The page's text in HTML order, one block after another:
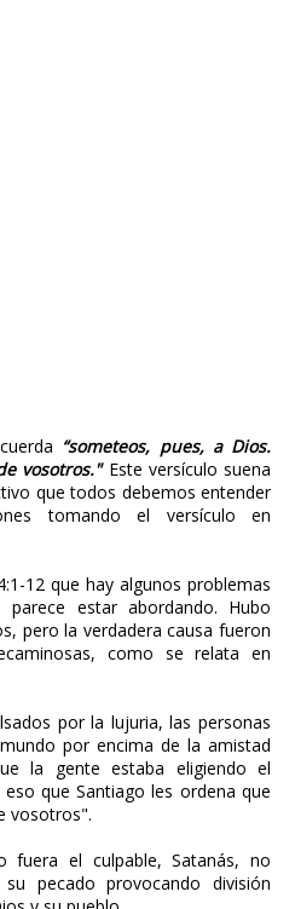
“someteos, pues, a Dios.
vosotros."Este versículo suena
que todos debemos entender
tomando el versículo en
12 que hay algunos problemas
estar abordando. Hubo
pero la verdadera causa fueron
como se relata en
​​por la lujuria, las personas
por encima de la amistad
la gente estaba eligiendo el
que Santiago les ordena que
vosotros".
fuera el culpable, Satanás, no
pecado provocando división